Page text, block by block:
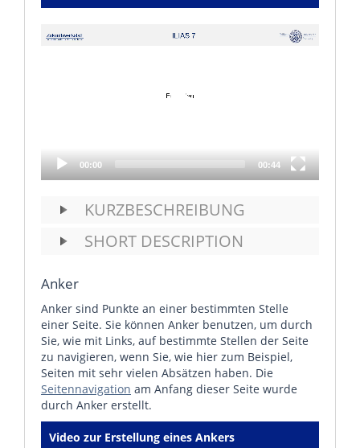
Video
00:00 00:44
KURZBESCHREIBUNG
SHORT DESCRIPTION
Anker
Anker sind Punkte an einer bestimmten Stelle
einer Seite. Sie können Anker benutzen, um durch
Sie, wie mit Links, auf bestimmte Stellen der Seite
zu navigieren, wenn Sie, wie hier zum Beispiel,
Seiten mit sehr vielen Absätzen haben. Die
Seitennavigation am Anfang dieser Seite wurde
durch Anker erstellt.
Video zur Erstellung eines Ankers